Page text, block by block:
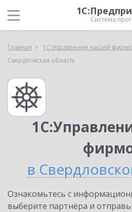
Система
Главная 1С:Управление нашей
Свердловская область
в
Ознакомьтесь с
выберите партнёра и